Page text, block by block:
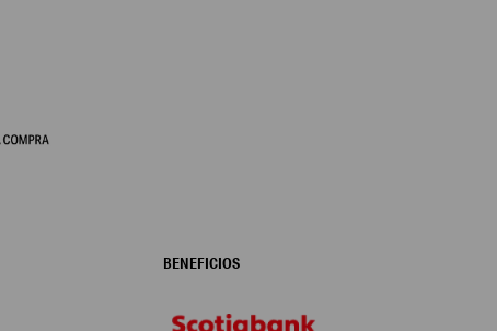
BENEFICIOS